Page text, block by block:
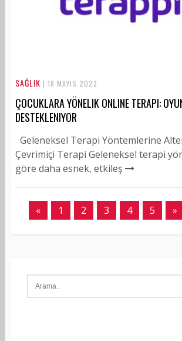
SAĞLIK | 18 MAYIS 2023
ÇOCUKLARA YÖNELIK ONLINE TERAPI:
DESTEKLENIYOR
Geleneksel Terapi Yöntemlerine
Çevrimiçi Terapi Geleneksel terapi
göre daha esnek, etkileş
« 1 2 3 4 5 »